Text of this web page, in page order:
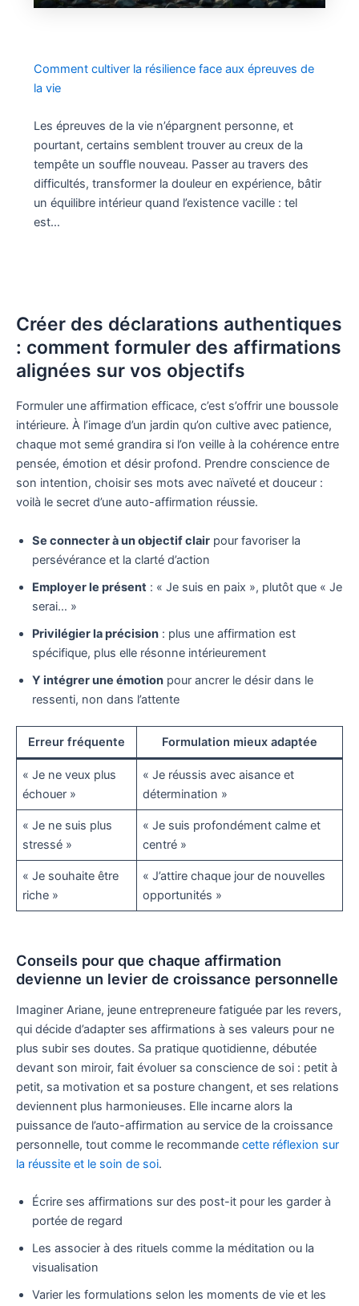
Comment cultiver la résilience face aux épreuves de
la vie
Les épreuves de la vie n’épargnent personne, et
pourtant, certains semblent trouver au creux de la
tempête un souffle nouveau. Passer au travers des
difficultés, transformer la douleur en expérience, bâtir
un équilibre intérieur quand l’existence vacille : tel
est…
Créer des déclarations authentiques
: comment formuler des affirmations
alignées sur vos objectifs
Formuler une affirmation efficace, c’est s’offrir une boussole
intérieure. À l’image d’un jardin qu’on cultive avec patience,
chaque mot semé grandira si l’on veille à la cohérence entre
pensée, émotion et désir profond. Prendre conscience de
son intention, choisir ses mots avec naïveté et douceur :
voilà le secret d’une auto-affirmation réussie.
Se connecter à un objectif clair pour favoriser la
persévérance et la clarté d’action
Employer le présent : « Je suis en paix », plutôt que « Je
serai… »
Privilégier la précision : plus une affirmation est
spécifique, plus elle résonne intérieurement
Y intégrer une émotion pour ancrer le désir dans le
ressenti, non dans l’attente
Erreur fréquente Formulation mieux adaptée
« Je ne veux plus
échouer »
« Je réussis avec aisance et
détermination »
« Je ne suis plus
stressé »
« Je suis profondément calme et
centré »
« Je souhaite être
riche »
« J’attire chaque jour de nouvelles
opportunités »
Conseils pour que chaque affirmation
devienne un levier de croissance personnelle
Imaginer Ariane, jeune entrepreneure fatiguée par les revers,
qui décide d’adapter ses affirmations à ses valeurs pour ne
plus subir ses doutes. Sa pratique quotidienne, débutée
devant son miroir, fait évoluer sa conscience de soi : petit à
petit, sa motivation et sa posture changent, et ses relations
deviennent plus harmonieuses. Elle incarne alors la
puissance de l’auto-affirmation au service de la croissance
personnelle, tout comme le recommande cette réflexion sur
la réussite et le soin de soi.
Écrire ses affirmations sur des post-it pour les garder à
portée de regard
Les associer à des rituels comme la méditation ou la
visualisation
Varier les formulations selon les moments de vie et les